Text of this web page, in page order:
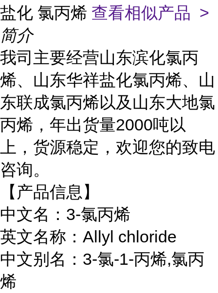
盐化 氯丙烯 查看相似产品 >
简介
我司主要经营山东滨化氯丙
烯、山东华祥盐化氯丙烯、山
东联成氯丙烯以及山东大地氯
丙烯，年出货量2000吨以
上，货源稳定，欢迎您的致电
咨询。
【产品信息】
中文名：3-氯丙烯
英文名称：Allyl chloride
中文别名：3-氯-1-丙烯,氯丙
烯